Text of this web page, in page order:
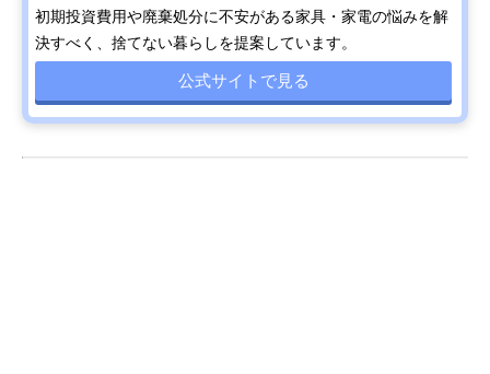
初期投資費用や廃棄処分に不安がある家具・家電の悩みを解
決すべく、捨てない暮らしを提案しています。
公式サイトで見る